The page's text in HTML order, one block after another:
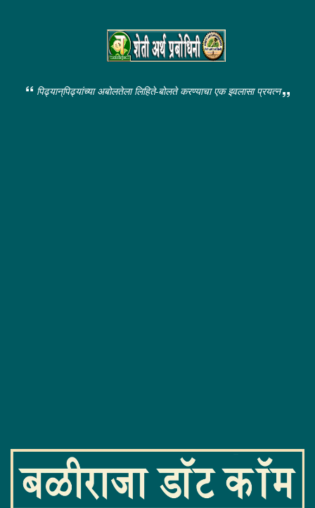
पिढ्यान्‌पिढ्यांच्या अबोलतेला लिहिते-बोलते करण्याचा एक इवलासा प्रयत्न